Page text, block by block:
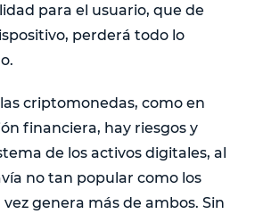
para el usuario, que de
perderá todo lo
criptomonedas, como en
financiera, hay riesgos y
de los activos digitales, al
no tan popular como los
genera más de ambos. Sin